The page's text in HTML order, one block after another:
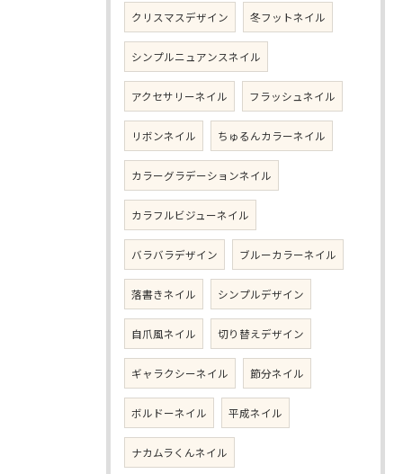
クリスマスデザイン 冬フットネイル
シンプルニュアンスネイル
アクセサリーネイル フラッシュネイル
リボンネイル ちゅるんカラーネイル
カラーグラデーションネイル
カラフルビジューネイル
バラバラデザイン ブルーカラーネイル
落書きネイル シンプルデザイン
自爪風ネイル 切り替えデザイン
ギャラクシーネイル 節分ネイル
ボルドーネイル 平成ネイル
ナカムラくんネイル